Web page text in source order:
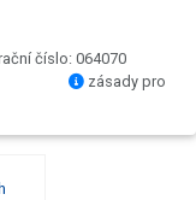
číslo: 064070
zásady pro